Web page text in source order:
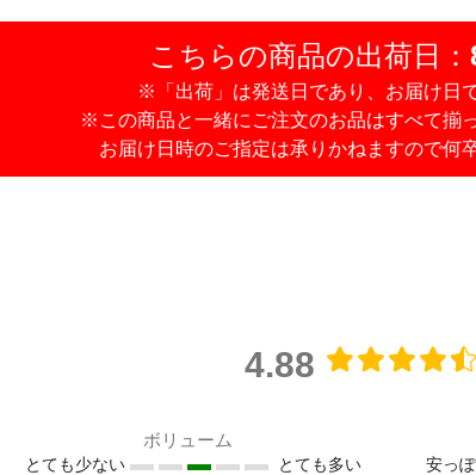
こちらの商品の出荷日：
※「出荷」は発送日であり、お届け日
※この商品と一緒にご注文のお品はすべて揃
お届け日時のご指定は承りかねますので何
4.88
ボリューム
とても少ない とても多い 安っ